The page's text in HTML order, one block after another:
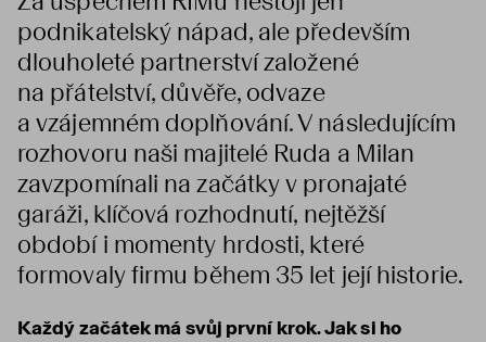
podnikatelský nápad, ale především
dlouholeté partnerství založené
na přátelství, důvěře, odvaze
a vzájemném doplňování. V následujícím
rozhovoru naši majitelé Ruda a Milan
zavzpomínali na začátky v pronajaté
garáži, klíčová rozhodnutí, nejtěžší
období i momenty hrdosti, které
formovaly firmu během 35 let její historie.
Každý začátek má svůj první krok. Jak si ho